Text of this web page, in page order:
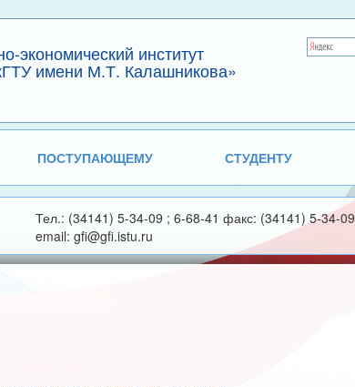
экономический институт
имени М.Т. Калашникова»
ПОСТУПАЮЩЕМУ СТУДЕНТУ
Тел.: (34141) 5-34-09 ; 6-68-41 факс: (34141) 5-34-09
email: gfi@gfi.istu.ru